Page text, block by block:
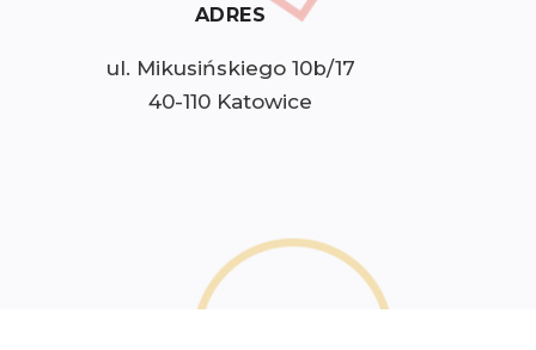
ADRES
ul. Mikusińskiego 10b/17
40-110 Katowice